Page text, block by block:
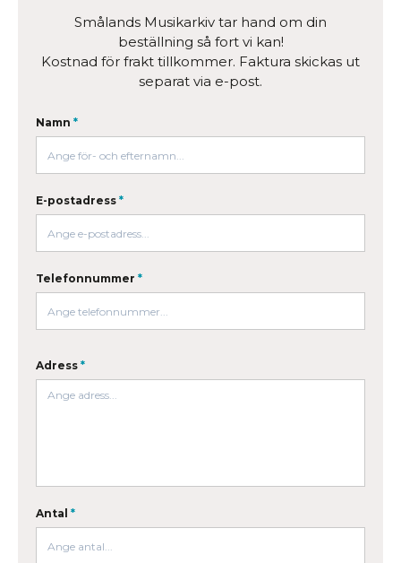
Smålands Musikarkiv tar hand om din
beställning så fort vi kan!
Kostnad för frakt tillkommer. Faktura skickas ut
separat via e-post.
Namn *
E-postadress *
Telefonnummer *
Adress *
Antal *